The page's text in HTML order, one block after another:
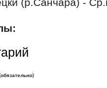
(р.Санчара) -